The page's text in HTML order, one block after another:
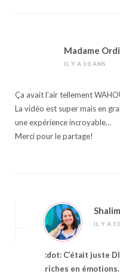
Madame
IL Y A 10 ANS
Ça avait l’air tellement
La vidéo est super mais en
une expérience incroyable…
Merci pour le partage!
IL Y A
:dot: C’était juste
riches en